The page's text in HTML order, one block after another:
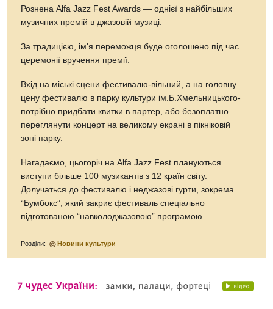
Рознена Alfa Jazz Fest Awards — однієї з найбільших
музичних премій в джазовій музиці.
За традицією, ім'я переможця буде оголошено під час
церемонії вручення премії.
Вхід на міські сцени фестивалю-вільний, а на головну
цену фестивалю в парку культури ім.Б.Хмельницького-
потрібно придбати квитки в партер, або безоплатно
переглянути концерт на великому екрані в пікніковій
зоні парку.
Нагадаємо, цьогоріч на Alfa Jazz Fest плануються
виступи більше 100 музикантів з 12 країн світу.
Долучаться до фестивалю і неджазові гурти, зокрема
“Бумбокс”, який закриє фестиваль спеціально
підготованою “навколоджазовою” програмою.
Розділи: Новини культури